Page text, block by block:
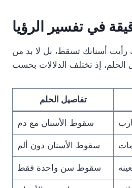
في تفسير الرؤيا
رأيت أسنانك تسقط، بل لا بد من
تفاصيل الحلم
سقوط الأسنان مع دم
سقوط الأسنان دون ألم
سقوط سن واحدة فقط